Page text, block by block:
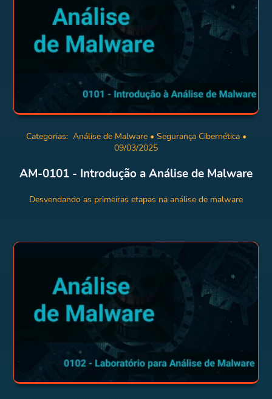
Categorias: Análise de Malware• Segurança Cibernética•
09/03/2025
AM-0101 - Introdução a Análise de Malware
Desvendando as primeiras etapas na análise de malware